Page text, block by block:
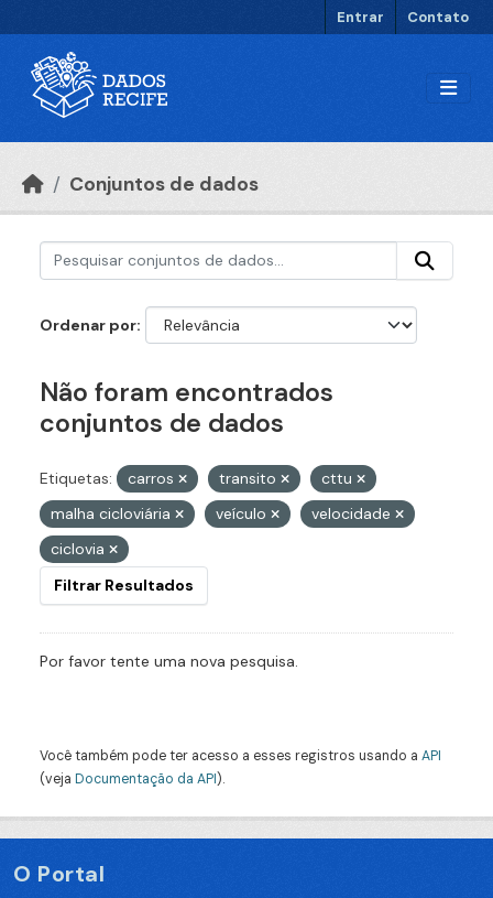
Entrar Contato
Conjuntos de dados
Ordenar por
Não foram encontrados
conjuntos de dados
Etiquetas: carros transito
cttu
malha cicloviária
veículo
velocidade
ciclovia
Filtrar Resultados
Por favor tente uma nova pesquisa.
Você também pode ter acesso a esses registros usando a API
(veja Documentação da API).
O Portal